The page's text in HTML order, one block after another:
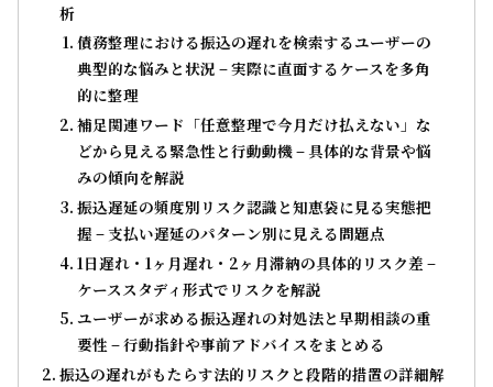
析
債務整理における振込の遅れを検索するユーザーの
典型的な悩みと状況 – 実際に直面するケースを多角
的に整理
補足関連ワード「任意整理で今月だけ払えない」な
どから見える緊急性と行動動機 – 具体的な背景や悩
みの傾向を解説
振込遅延の頻度別リスク認識と知恵袋に見る実態把
握 – 支払い遅延のパターン別に見える問題点
1日遅れ・1ヶ月遅れ・2ヶ月滞納の具体的リスク差 –
ケーススタディ形式でリスクを解説
ユーザーが求める振込遅れの対処法と早期相談の重
要性 – 行動指針や事前アドバイスをまとめる
振込の遅れがもたらす法的リスクと段階的措置の詳細解